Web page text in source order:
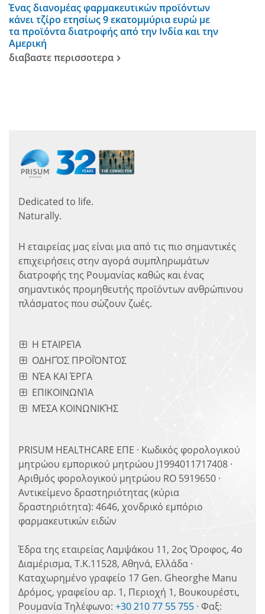
Ένας διανομέας φαρμακευτικών προϊόντων
κάνει τζίρο ετησίως 9 εκατομμύρια ευρώ με
τα προϊόντα διατροφής από την Ινδία και την
Αμερική
διαβαστε περισσοτερα
Dedicated to life.
Naturally.
Η εταιρείας μας είναι μια από τις πιο σημαντικές
επιχειρήσεις στην αγορά συμπληρωμάτων
διατροφής της Ρουμανίας καθώς και ένας
σημαντικός προμηθευτής προϊόντων ανθρώπινου
πλάσματος που σώζουν ζωές.
Η ΕΤΑΙΡΕΊΑ
ΟΔΗΓΌΣ ΠΡΟΪΌΝΤΟΣ
ΝΈΑ ΚΑΙ ΈΡΓΑ
ΕΠΙΚΟΙΝΩΝΊΑ
ΜΈΣΑ ΚΟΙΝΩΝΙΚΉΣ
PRISUM HEALTHCARE ΕΠΕ · Κωδικός φορολογικού
μητρώου εμπορικού μητρώου J1994011717408 ·
Αριθμός φορολογικού μητρώου RO 5919650 ·
Αντικείμενο δραστηριότητας (κύρια
δραστηριότητα): 4646, χονδρικό εμπόριο
φαρμακευτικών ειδών
Έδρα της εταιρείας Λαμψάκου 11, 2ος Όροφος, 4ο
Διαμέρισμα, Τ.Κ.11528, Αθηνά, Ελλάδα ·
Καταχωρημένο γραφείο 17 Gen. Gheorghe Manu
Δρόμος, γραφείου αρ. 1, Περιοχή 1, Βουκουρέστι,
Ρουμανία Τηλέφωνο: +30 210 77 55 755 · Φαξ: